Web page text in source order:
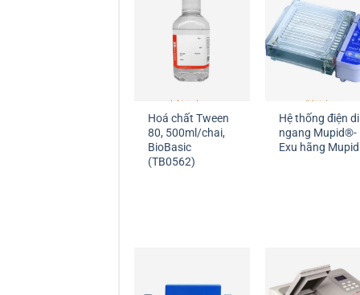
Hoá chất Tween
80, 500ml/chai,
BioBasic
(TB0562)
Hệ thống điện di
ngang Mupid®-
Exu hãng Mupid